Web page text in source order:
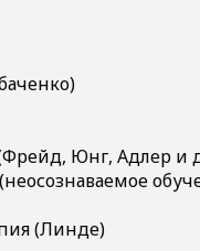
Юнг, Адлер и
(Линде)